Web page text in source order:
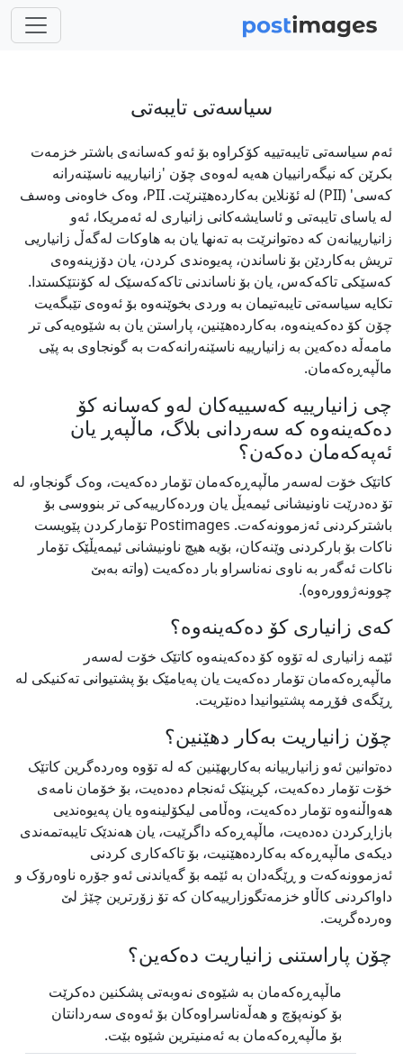
سیاسەتی تایبەتی
ئەم سیاسەتی تایبەتییە کۆکراوە بۆ ئەو کەسانەی باشتر خزمەت
بکرێن کە نیگەرانییان هەیە لەوەی چۆن 'زانیارییە ناسێنەرانە
کەسی'‏‎ ‎‏(PII) لە ئۆنلاین بەکاردەهێنرێت. PII، وەک خاوەنی وەسف
لە یاسای تایبەتی و ئاسایشەکانی زانیاری لە ئەمریکا، ئەو
زانیارییانەن کە دەتوانرێت بە تەنها یان بە هاوکات لەگەڵ زانیاریی
تریش بەکاردێن بۆ ناساندن، پەیوەندی کردن، یان دۆزینەوەی
کەسێکی تاکەکەس، یان بۆ ناساندنی تاکەکەسێک لە کۆنتێکستدا.
تکایە سیاسەتی تایبەتیمان بە وردی بخوێنەوە بۆ ئەوەی تێبگەیت
چۆن کۆ دەکەینەوە، بەکاردەهێنین، پاراستن یان بە شێوەیەکی تر
مامەڵە دەکەین بە زانیارییە ناسێنەرانەکەت بە گونجاوی بە پێی
ماڵپەڕەکەمان.
چی زانیارییە کەسییەکان لەو کەسانە کۆ
دەکەینەوە کە سەردانی بلاگ، ماڵپەڕ یان
ئەپەکەمان دەکەن؟
کاتێک خۆت لەسەر ماڵپەڕەکەمان تۆمار دەکەیت، وەک گونجاو، لە
تۆ دەدرێت ناونیشانی ئیمەیڵ یان وردەکارییەکی تر بنووسی بۆ
باشترکردنی ئەزموونەکەت. Postimages تۆمارکردن پێویست
ناکات بۆ بارکردنی وێنەکان، بۆیە هیچ ناونیشانی ئیمەیڵێک تۆمار
ناکات ئەگەر بە ناوی نەناسراو بار دەکەیت‏‎ ‎‏(واتە بەبێ
چوونەژوورەوە).
کەی زانیاری کۆ دەکەینەوە؟
ئێمە زانیاری لە تۆوە کۆ دەکەینەوە کاتێک خۆت لەسەر
ماڵپەڕەکەمان تۆمار دەکەیت یان پەیامێک بۆ پشتیوانی تەکنیکی لە
ڕێگەی فۆڕمە پشتیوانیدا دەنێریت.
چۆن زانیاریت بەکار دهێنین؟
دەتوانین ئەو زانیارییانە بەکاربهێنین کە لە تۆوە وەردەگرین کاتێک
خۆت تۆمار دەکەیت، کڕینێک ئەنجام دەدەیت، بۆ خۆمان نامەی
هەواڵنەوە تۆمار دەکەیت، وەڵامی لیکۆلینەوە یان پەیوەندیی
بازاڕکردن دەدەیت، ماڵپەڕەکە داگرێیت، یان هەندێک تایبەتمەندی
دیکەی ماڵپەڕەکە بەکاردەهێنیت، بۆ تاکەکاری کردنی
ئەزموونەکەت و ڕێگەدان بە ئێمە بۆ گەیاندنی ئەو جۆرە ناوەرۆک و
داواکردنی کاڵاو خزمەتگوزارییەکان کە تۆ زۆرترین چێژ لێ
وەردەگریت.
چۆن پاراستنی زانیاریت دەکەین؟
ماڵپەڕەکەمان بە شێوەی نەوبەتی پشکنین دەکرێت
بۆ کونەپۆچ و هەڵەناسراوەکان بۆ ئەوەی سەردانتان
بۆ ماڵپەڕەکەمان بە ئەمنیترین شێوە بێت.